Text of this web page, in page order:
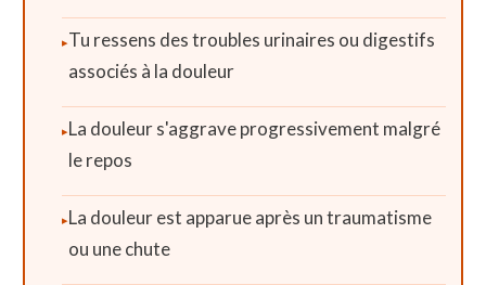
Tu ressens des troubles urinaires ou digestifs
associés à la douleur
La douleur s'aggrave progressivement malgré
le repos
La douleur est apparue après un traumatisme
ou une chute